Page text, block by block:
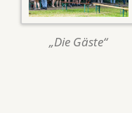
„Die Gäste“